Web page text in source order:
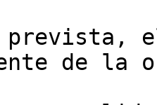
prevista,
de la